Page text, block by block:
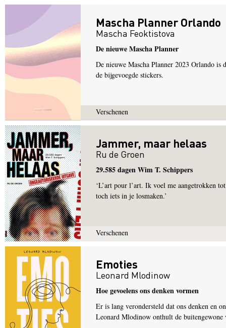
Mascha Planner Orlando
Mascha Feoktistova
De nieuwe Mascha Planner
De nieuwe Mascha Planner 2023 Orlando is
de bijgevoegde stickers.
Verschenen
Jammer, maar helaas
Ru de Groen
29.585 dagen Wim T. Schippers
‘L’art pour l’art. Ik voel me aangetrokken
toch iets in je losmaken.’
Verschenen
Emoties
Leonard Mlodinow
Hoe gevoelens ons denken vormen
Er is lang verondersteld dat ons denken en
Leonard Mlodinow onthult de buitengewone